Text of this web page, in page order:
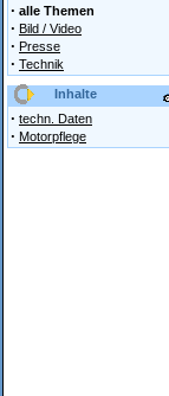
· alle Themen
· Bild / Video
· Presse
· Technik
Inhalte
· techn. Daten
· Motorpflege